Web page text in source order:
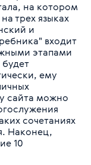
на котором
трех языках
и
входит
этапами
ему
сайта можно
сочетаниях
Наконец,
10